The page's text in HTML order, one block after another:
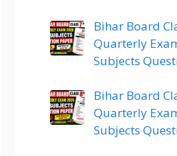
Bihar Board
Quarterly
Subjects
Bihar Board
Quarterly
Subjects